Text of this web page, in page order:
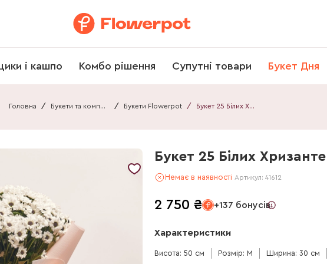
і кашпо Комбо рішення Супутні товари Букет Дня
Головна / Букети та композиції / Букети Flowerpot / Букет 25 Білих Хризантем Сантіні F670
Букет 25 Білих
Немає в наявності Артикул: 41612
2 750 ₴ +137 бонусів
Характеристики
Висота: 50 см Розмір: M Ширина: 30 см